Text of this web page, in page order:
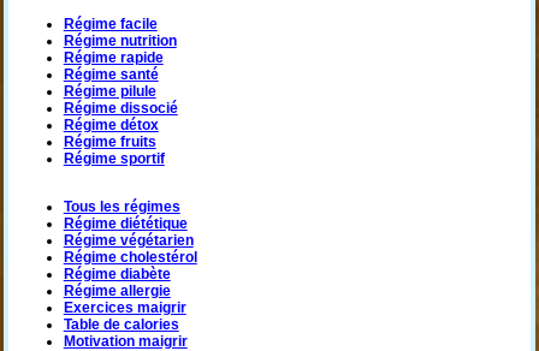
Régime facile
Régime nutrition
Régime rapide
Régime santé
Régime pilule
Régime dissocié
Régime détox
Régime fruits
Régime sportif
Tous les régimes
Régime diététique
Régime végétarien
Régime cholestérol
Régime diabète
Régime allergie
Exercices maigrir
Table de calories
Motivation maigrir